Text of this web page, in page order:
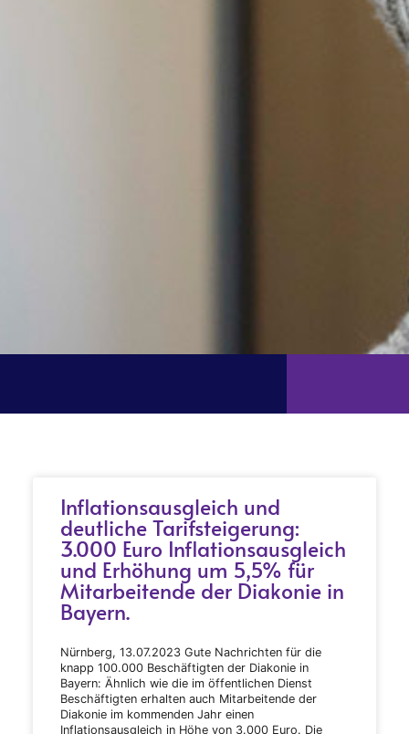
Inflationsausgleich und
deutliche Tarifsteigerung:
3.000 Euro Inflationsausgleich
und Erhöhung um 5,5% für
Mitarbeitende der Diakonie in
Bayern.
Nürnberg, 13.07.2023 Gute Nachrichten für die
knapp 100.000 Beschäftigten der Diakonie in
Bayern: Ähnlich wie die im öffentlichen Dienst
Beschäftigten erhalten auch Mitarbeitende der
Diakonie im kommenden Jahr einen
Inflationsausgleich in Höhe von 3.000 Euro. Die